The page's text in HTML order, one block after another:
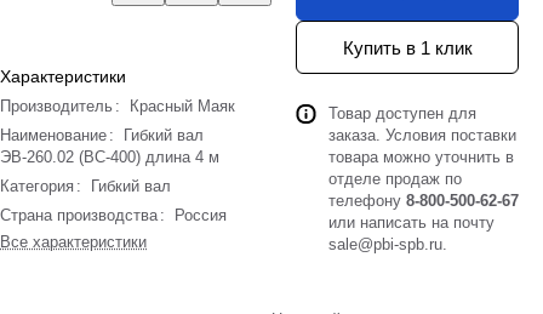
Характеристики
Производитель :
Красный Маяк
Наименование :
Гибкий вал
ЭВ-260.02 (ВС-400) длина 4 м
Категория :
Гибкий вал
Страна производства :
Россия
Все характеристики
Купить в 1 клик
Товар доступен для
заказа. Условия поставки
товара можно уточнить в
отделе продаж по
телефону 8-800-500-62-67
или написать на почту
sale@pbi-spb.ru.